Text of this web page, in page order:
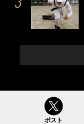
ポスト